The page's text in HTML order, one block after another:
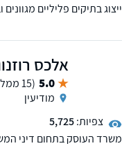
ייצוג בתיקים פליליים
אלכס
5.0 (15 ממליצים)
מודיעין
צפיות:5,725
משרד העוסק בתחום דיני